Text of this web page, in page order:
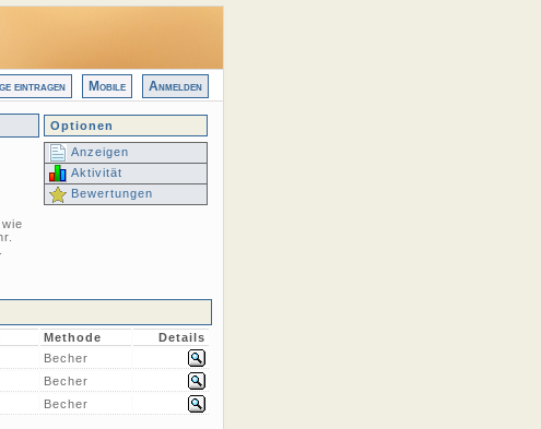
eintragen Mobile Anmelden
Optionen
Anzeigen
Aktivität
Bewertungen
Methode
Details
Becher
Becher
Becher